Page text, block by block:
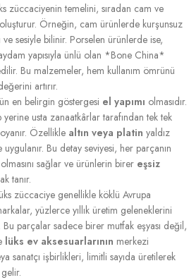
züccaciyenin temelini, sıradan cam ve
Örneğin, cam ürünlerde kurşunsuz
ve sesiyle bilinir. Porselen ürünlerde ise,
yapısıyla ünlü olan *Bone China*
Bu malzemeler, hem kullanım ömrünü
artırır.
en belirgin göstergesi el yapımı olmasıdır.
usta zanaatkârlar tarafından tek tek
Özellikle altın veya platin yaldız
Bu detay seviyesi, her parçanın
sağlar ve ürünlerin birer eşsiz
tanır.
züccaciye genellikle köklü Avrupa
yüzlerce yıllık üretim geleneklerini
parçalar sadece birer mutfak eşyası değil,
lüks ev aksesuarlarının merkezi
sanatçı işbirlikleri, limitli sayıda üretilerek